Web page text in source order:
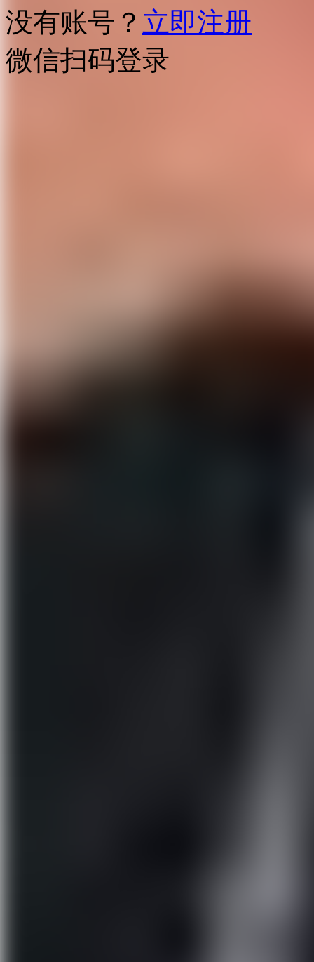
没有账号？ 立即注册
微信扫码登录